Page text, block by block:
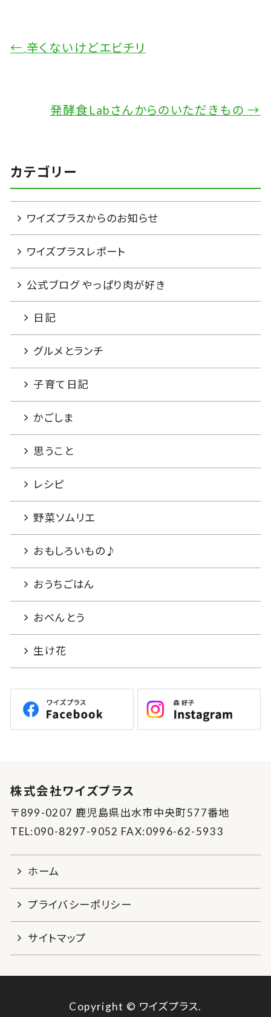
← 辛くないけどエビチリ
発酵食Labさんからのいただきもの →
カテゴリー
ワイズプラスからのお知らせ
ワイズプラスレポート
公式ブログ やっぱり肉が好き
日記
グルメとランチ
子育て日記
かごしま
思うこと
レシピ
野菜ソムリエ
おもしろいもの♪
おうちごはん
おべんとう
生け花
株式会社ワイズプラス
〒899-0207 鹿児島県出水市中央町577番地
TEL:090-8297-9052 FAX:0996-62-5933
ホーム
プライバシーポリシー
サイトマップ
Copyright © ワイズプラス.